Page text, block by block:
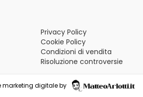
Privacy Policy
Cookie Policy
Condizioni di vendita
Risoluzione controversie
marketing digitale by